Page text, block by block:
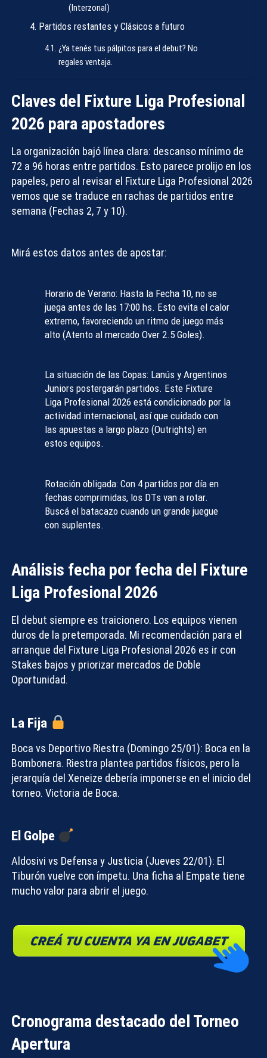
(Interzonal)
Partidos restantes y Clásicos a futuro
¿Ya tenés tus pálpitos para el debut? No
regales ventaja.
Claves del Fixture Liga Profesional
2026 para apostadores
La organización bajó línea clara: descanso mínimo de
72 a 96 horas entre partidos. Esto parece prolijo en los
papeles, pero al revisar el Fixture Liga Profesional 2026
vemos que se traduce en rachas de partidos entre
semana (Fechas 2, 7 y 10).
Mirá estos datos antes de apostar:
Horario de Verano: Hasta la Fecha 10, no se
juega antes de las 17:00 hs. Esto evita el calor
extremo, favoreciendo un ritmo de juego más
alto (Atento al mercado Over 2.5 Goles).
La situación de las Copas: Lanús y Argentinos
Juniors postergarán partidos. Este Fixture
Liga Profesional 2026 está condicionado por la
actividad internacional, así que cuidado con
las apuestas a largo plazo (Outrights) en
estos equipos.
Rotación obligada: Con 4 partidos por día en
fechas comprimidas, los DTs van a rotar.
Buscá el batacazocuando un grande juegue
con suplentes.
Análisis fecha por fecha del Fixture
Liga Profesional 2026
El debut siempre es traicionero. Los equipos vienen
duros de la pretemporada. Mi recomendación para el
arranque del Fixture Liga Profesional 2026 es ir con
Stakes bajos y priorizar mercados de Doble
Oportunidad.
La Fija
Boca vs Deportivo Riestra (Domingo 25/01): Boca en la
Bombonera. Riestra plantea partidos físicos, pero la
jerarquía del Xeneize debería imponerse en el inicio del
torneo.Victoria de Boca.
El Golpe
Aldosivi vs Defensa y Justicia (Jueves 22/01): El
Tiburón vuelve con ímpetu. Una ficha al Empate tiene
mucho valor para abrir el juego.
Cronograma destacado del Torneo
Apertura